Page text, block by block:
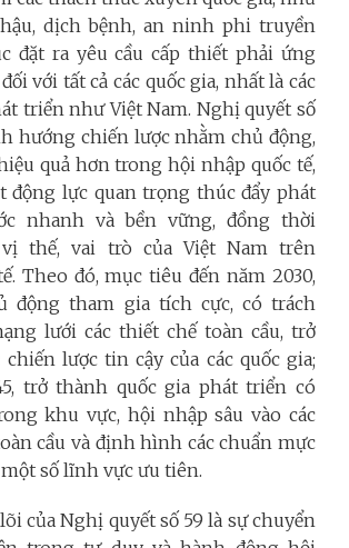
dịch bệnh, an ninh phi truyền
đặt ra yêu cầu cấp thiết phải ứng
với tất cả các quốc gia, nhất là các
triển như Việt Nam. Nghị quyết số
hướng chiến lược nhằm chủ động,
quả hơn trong hội nhập quốc tế,
động lực quan trọng thúc đẩy phát
nhanh và bền vững, đồng thời
thế, vai trò của Việt Nam trên
Theo đó, mục tiêu đến năm 2030,
động tham gia tích cực, có trách
lưới các thiết chế toàn cầu, trở
lược tin cậy của các quốc gia;
trở thành quốc gia phát triển có
khu vực, hội nhập sâu vào các
cầu và định hình các chuẩn mực
số lĩnh vực ưu tiên.
của Nghị quyết số 59 là sự chuyển